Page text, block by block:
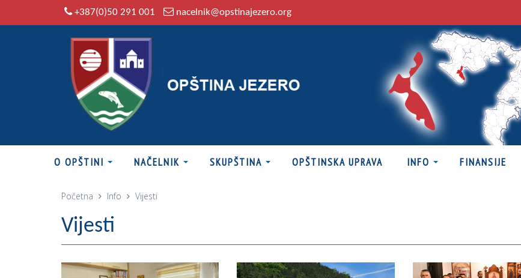
+387(0)50 291 001 nacelnik@opstinajezero.org
O OPŠTINI NAČELNIK SKUPŠTINA OPŠTINSKA UPRAVA INFO FINANSIJE
Početna Info Vijesti
Vijesti